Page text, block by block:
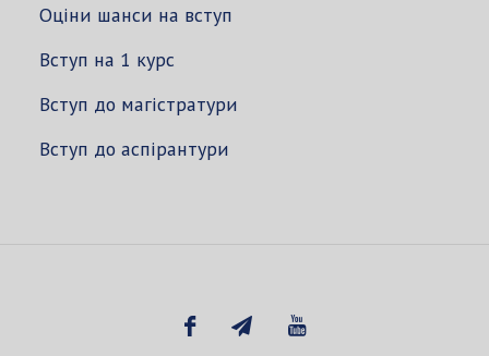
Оціни шанси на вступ
Вступ на 1 курс
Вступ до магістратури
Вступ до аспірантури